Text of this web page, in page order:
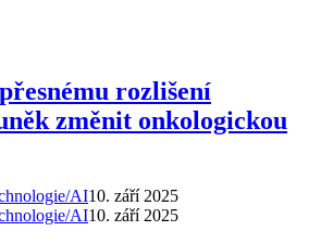
rozlišení
změnit onkologickou
AI10. září 2025
AI10. září 2025